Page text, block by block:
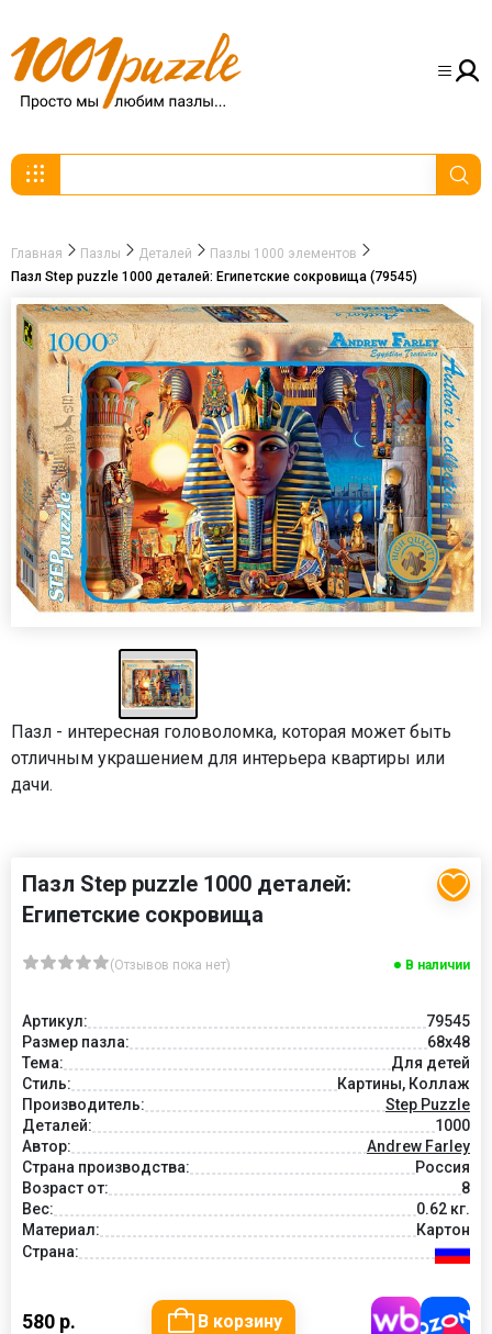
Главная Пазлы Деталей
Пазлы 1000 элементов
Пазл Step puzzle 1000 деталей: Египетские сокровища (79545)
Пазл - интересная головоломка, которая может быть
отличным украшением для интерьера квартиры или
дачи.
Пазл Step puzzle 1000 деталей:
Египетские сокровища
(Отзывов пока нет) В наличии
Артикул:
79545
Размер пазла:
68x48
Тема:
Для детей
Стиль:
Картины, Коллаж
Производитель:
Step Puzzle
Деталей:
1000
Автор:
Andrew Farley
Страна производства:
Россия
Возраст от:
8
Вес:
0.62 кг.
Материал:
Картон
Страна:
580 р. В корзину